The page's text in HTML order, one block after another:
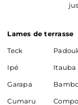
Lames de terrasse
Teck
Ipé
Garapa
Cumaru
Itauba